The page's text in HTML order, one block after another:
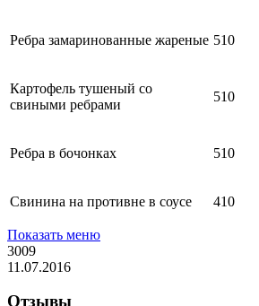
Ребра замаринованные жареные 510
Картофель тушеный со
свиными ребрами
510
Ребра в бочонках 510
Свинина на противне в соусе 410
Показать меню
3009
11.07.2016
Отзывы